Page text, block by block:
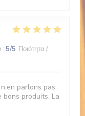
: 5/5 Ποιότητα /
parlons pas
produits. La